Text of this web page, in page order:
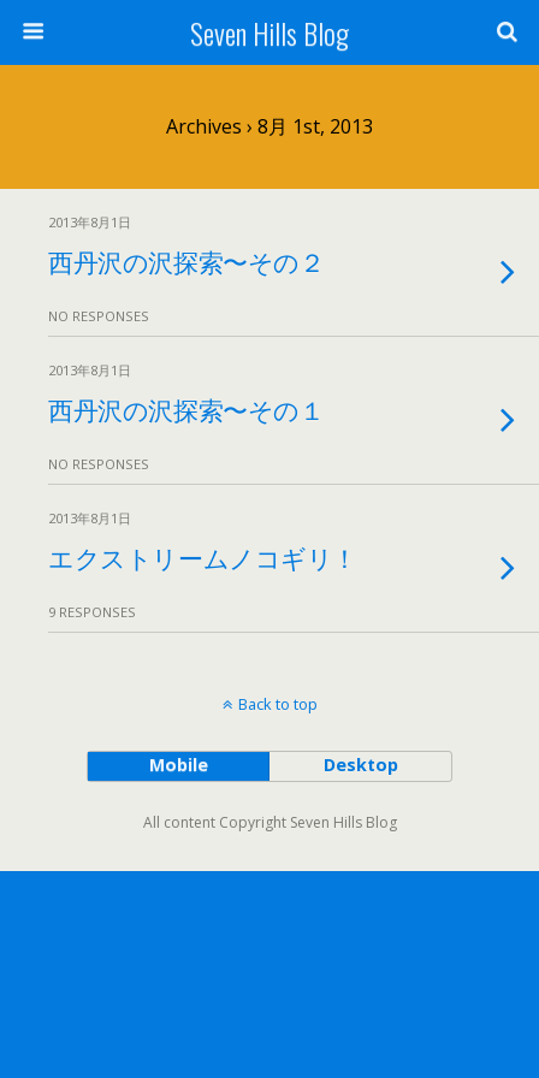
Seven Hills Blog
Archives › 8月 1st, 2013
2013年8月1日
西丹沢の沢探索〜その２
NO RESPONSES
2013年8月1日
西丹沢の沢探索〜その１
NO RESPONSES
2013年8月1日
エクストリームノコギリ！
9 RESPONSES
Back to top
Mobile Desktop
All content Copyright Seven Hills Blog